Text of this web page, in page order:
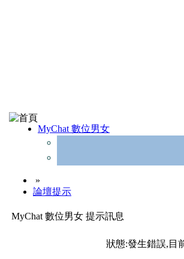
MyChat 數位男女
»
論壇提示
MyChat 數位男女 提示訊息
狀態:發生錯誤,目